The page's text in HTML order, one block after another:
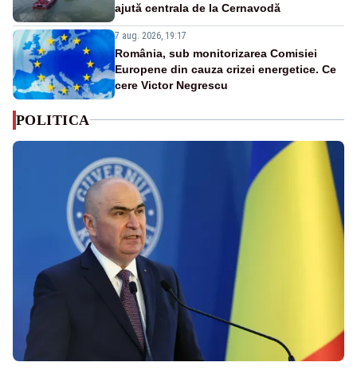
ajută centrala de la Cernavodă
7 aug. 2026, 19:17
România, sub monitorizarea Comisiei
Europene din cauza crizei energetice. Ce
cere Victor Negrescu
POLITICA